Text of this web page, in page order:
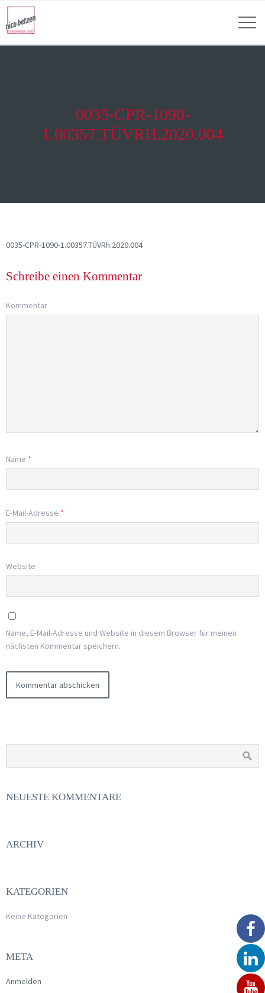
0035-CPR-1090-
1.00357.TÜVRH.2020.004
0035-CPR-1090-1.00357.TÜVRh.2020.004
Schreibe einen Kommentar
Kommentar
Name *
E-Mail-Adresse *
Website
Name, E-Mail-Adresse und Website in diesem Browser für meinen
nächsten Kommentar speichern.
NEUESTE KOMMENTARE
ARCHIV
KATEGORIEN
Keine Kategorien
META
Anmelden